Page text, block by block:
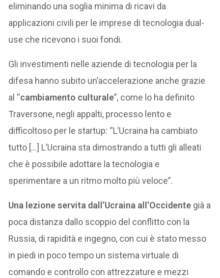
eliminando una soglia minima di ricavi da
applicazioni civili per le imprese di tecnologia dual-
use che ricevono i suoi fondi.
Gli investimenti nelle aziende di tecnologia per la
difesa hanno subito un’accelerazione anche grazie
al “cambiamento culturale”, come lo ha definito
Traversone, negli appalti, processo lento e
difficoltoso per le startup: “L’Ucraina ha cambiato
tutto […] L’Ucraina sta dimostrando a tutti gli alleati
che è possibile adottare la tecnologia e
sperimentare a un ritmo molto più veloce”.
Una lezione servita dall’Ucraina all’Occidente già a
poca distanza dallo scoppio del conflitto con la
Russia, di rapidità e ingegno, con cui è stato messo
in piedi in poco tempo un sistema virtuale di
comando e controllo con attrezzature e mezzi